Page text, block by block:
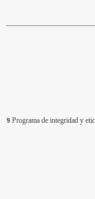
9 Programa de integridad y